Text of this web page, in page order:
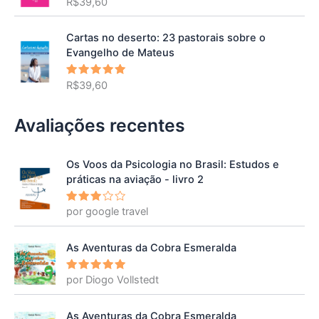
de 5
Cartas no deserto: 23 pastorais sobre o
Evangelho de Mateus
Avaliação
de 5
R$39,60
Avaliações recentes
Os Voos da Psicologia no Brasil: Estudos e
práticas na aviação - livro 2
Avalia
ção3
por google travel
As Aventuras da Cobra Esmeralda
Avaliação
5
por Diogo Vollstedt
As Aventuras da Cobra Esmeralda